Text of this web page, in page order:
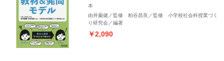
本
由井薗健／監修 粕谷昌良／監修 小学校社会科授業づく
り研究会／編著
￥2,090